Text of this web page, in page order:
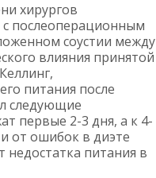
хирургов
с послеоперационным
соустии между
влияния принятой
питания после
следующие
первые 2-3 дня, а к 4-
от ошибок в диэте
питания в